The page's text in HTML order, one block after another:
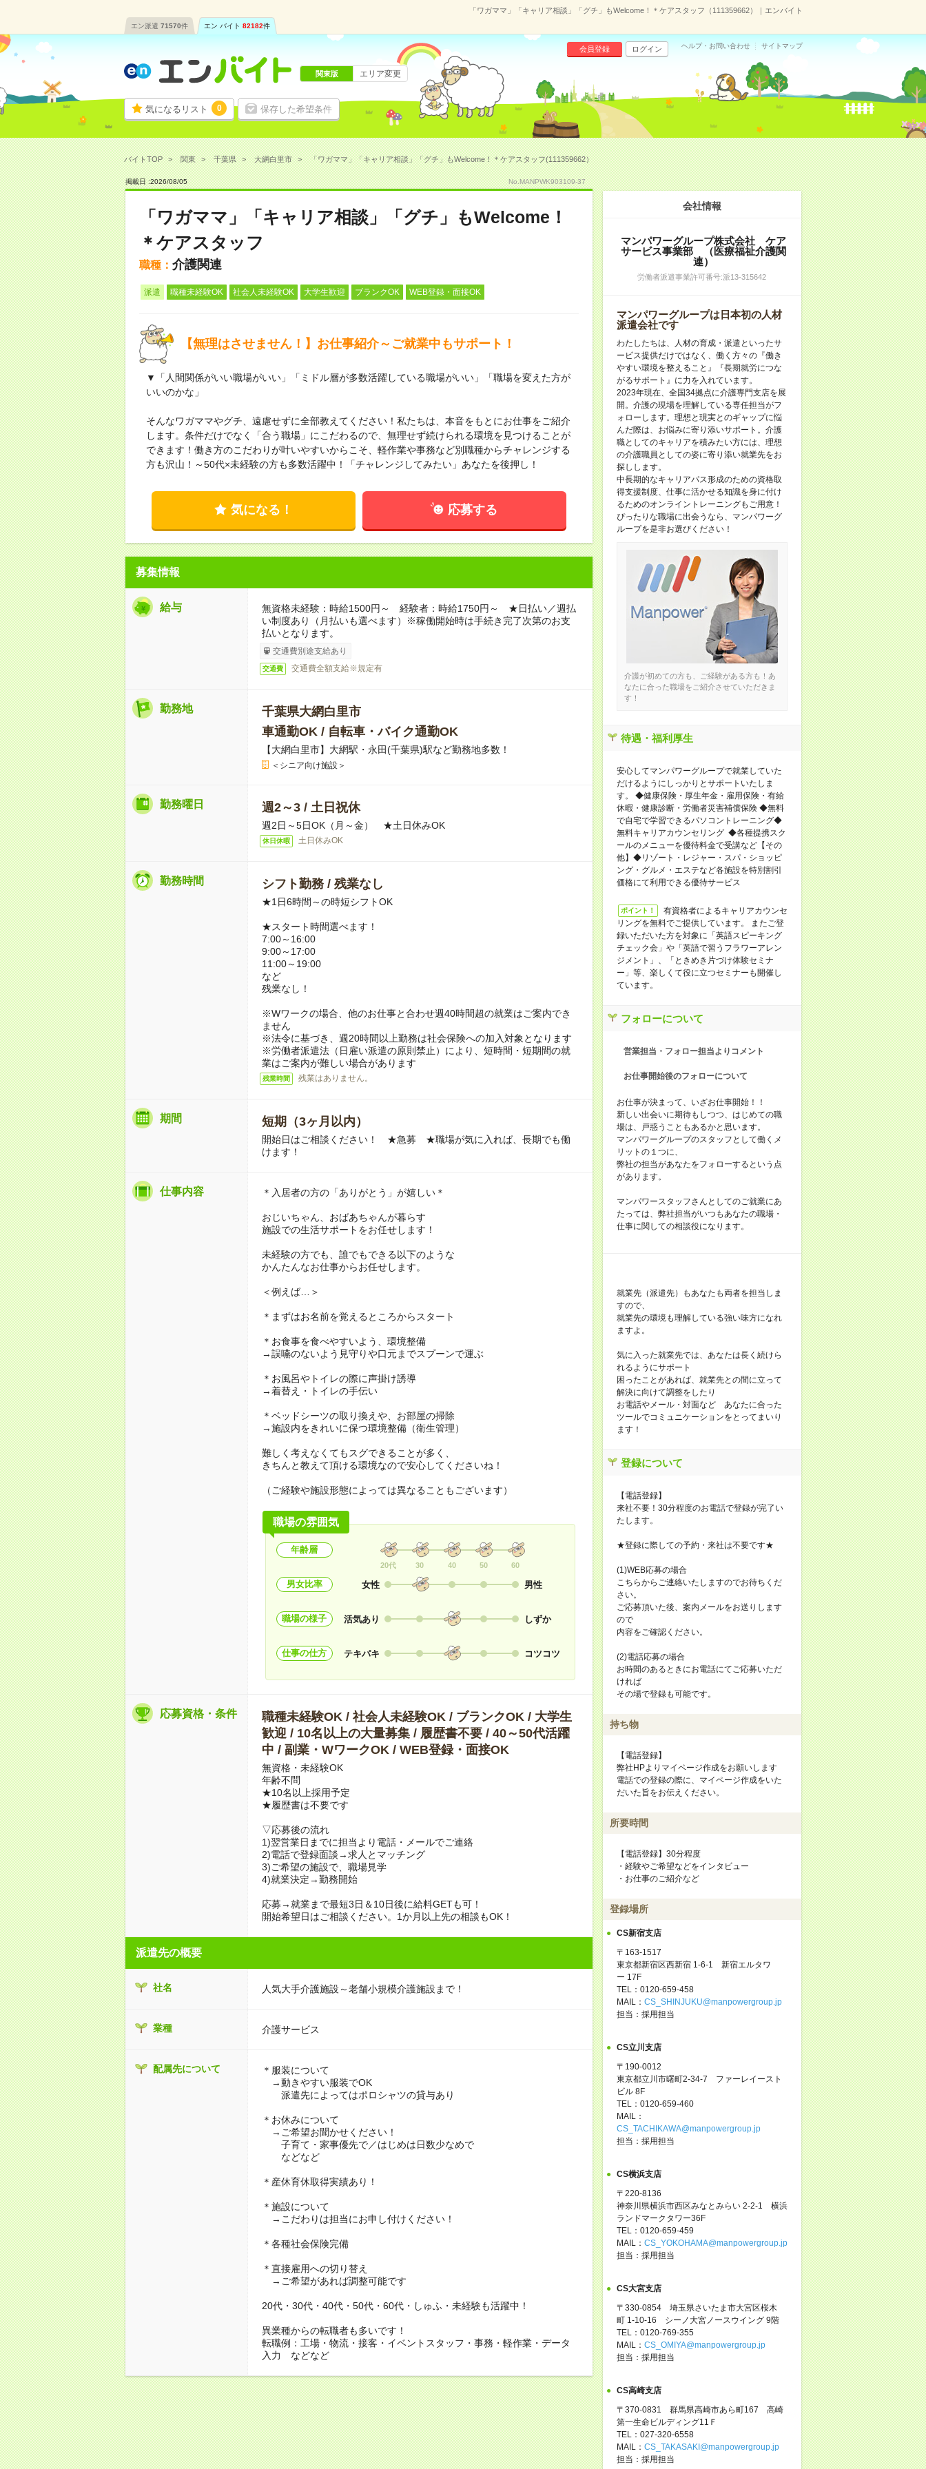
「ワガママ」「キャリア相談」「グチ」もWelcome！＊ケアスタッフ（111359662）｜エンバイト
エン派遣 71570件 エン バイト 82182件
気になるリスト 0 保存した希望条件
会員登録 ログイン ヘルプ・お問い合わせ サイトマップ
関東版 エリア変更
バイトTOP 関東 千葉県 大網白里市 「ワガママ」「キャリア相談」「グチ」もWelcome！＊ケアスタッフ(111359662）
掲載日 :2026/08/05 No.MANPWK903109-37
「ワガママ」「キャリア相談」「グチ」もWelcome！
＊ケアスタッフ
職種： 介護関連
派遣 職種未経験OK 社会人未経験OK 大学生歓迎 ブランクOK WEB登録・面接OK
【無理はさせません！】お仕事紹介～ご就業中もサポート！
▼「人間関係がいい職場がいい」「ミドル層が多数活躍している職場がいい」「職場を変えた方が
いいのかな」
そんなワガママやグチ、遠慮せずに全部教えてください！私たちは、本音をもとにお仕事をご紹介
します。条件だけでなく「合う職場」にこだわるので、無理せず続けられる環境を見つけることが
できます！働き方のこだわりが叶いやすいからこそ、軽作業や事務など別職種からチャレンジする
方も沢山！～50代×未経験の方も多数活躍中！「チャレンジしてみたい」あなたを後押し！
気になる！ 応募する
募集情報
給与
無資格未経験：時給1500円～ 経験者：時給1750円～ ★日払い／週払
い制度あり（月払いも選べます）※稼働開始時は手続き完了次第のお支
払いとなります。
交通費別途支給あり
交通費 交通費全額支給※規定有
勤務地
千葉県大網白里市
車通勤OK / 自転車・バイク通勤OK
【大網白里市】大網駅・永田(千葉県)駅など勤務地多数！
＜シニア向け施設＞
勤務曜日 週2～3 / 土日祝休
週2日～5日OK（月～金） ★土日休みOK
休日休暇 土日休みOK
勤務時間 シフト勤務 / 残業なし
★1日6時間～の時短シフトOK
★スタート時間選べます！
7:00～16:00
9:00～17:00
11:00～19:00
など
残業なし！
※Wワークの場合、他のお仕事と合わせ週40時間超の就業はご案内でき
ません
※法令に基づき、週20時間以上勤務は社会保険への加入対象となります
※労働者派遣法（日雇い派遣の原則禁止）により、短時間・短期間の就
業はご案内が難しい場合があります
残業時間 残業はありません。
期間 短期（3ヶ月以内）
開始日はご相談ください！ ★急募 ★職場が気に入れば、長期でも働
けます！
仕事内容 ＊入居者の方の「ありがとう」が嬉しい＊
おじいちゃん、おばあちゃんが暮らす
施設での生活サポートをお任せします！
未経験の方でも、誰でもできる以下のような
かんたんなお仕事からお任せします。
＜例えば…＞
＊まずはお名前を覚えるところからスタート
＊お食事を食べやすいよう、環境整備
→誤嚥のないよう見守りや口元までスプーンで運ぶ
＊お風呂やトイレの際に声掛け誘導
→着替え・トイレの手伝い
＊ベッドシーツの取り換えや、お部屋の掃除
→施設内をきれいに保つ環境整備（衛生管理）
難しく考えなくてもスグできることが多く、
きちんと教えて頂ける環境なので安心してくださいね！
（ご経験や施設形態によっては異なることもございます）
職場の雰囲気
年齢層
20代 30 40 50 60
男女比率 女性 男性
職場の様子 活気あり しずか
仕事の仕方 テキパキ コツコツ
応募資格・条件
職種未経験OK / 社会人未経験OK / ブランクOK / 大学生
歓迎 / 10名以上の大量募集 / 履歴書不要 / 40～50代活躍
中 / 副業・WワークOK / WEB登録・面接OK
無資格・未経験OK
年齢不問
★10名以上採用予定
★履歴書は不要です
▽応募後の流れ
1)翌営業日までに担当より電話・メールでご連絡
2)電話で登録面談→求人とマッチング
3)ご希望の施設で、職場見学
4)就業決定→勤務開始
応募→就業まで最短3日＆10日後に給料GETも可！
開始希望日はご相談ください。1か月以上先の相談もOK！
派遣先の概要
社名 人気大手介護施設～老舗小規模介護施設まで！
業種 介護サービス
配属先について
＊服装について
→動きやすい服装でOK
派遣先によってはポロシャツの貸与あり
＊お休みについて
→ご希望お聞かせください！
子育て・家事優先で／はじめは日数少なめで
などなど
＊産休育休取得実績あり！
＊施設について
→こだわりは担当にお申し付けください！
＊各種社会保険完備
＊直接雇用への切り替え
→ご希望があれば調整可能です
20代・30代・40代・50代・60代・しゅふ・未経験も活躍中！
異業種からの転職者も多いです！
転職例：工場・物流・接客・イベントスタッフ・事務・軽作業・データ
入力 などなど
会社情報
マンパワーグループ株式会社 ケア
サービス事業部 （医療福祉介護関
連）
労働者派遣事業許可番号:派13-315642
マンパワーグループは日本初の人材
派遣会社です
わたしたちは、人材の育成・派遣といったサ
ービス提供だけではなく、働く方々の『働き
やすい環境を整えること』『長期就労につな
がるサポート』に力を入れています。
2023年現在、全国34拠点に介護専門支店を展
開。介護の現場を理解している専任担当がフ
ォローします。理想と現実とのギャップに悩
んだ際は、お悩みに寄り添いサポート。介護
職としてのキャリアを積みたい方には、理想
の介護職員としての姿に寄り添い就業先をお
探しします。
中長期的なキャリアパス形成のための資格取
得支援制度、仕事に活かせる知識を身に付け
るためのオンライントレーニングもご用意！
ぴったりな職場に出会うなら、マンパワーグ
ループを是非お選びください！
介護が初めての方も、ご経験がある方も！あ
なたに合った職場をご紹介させていただきま
す！
待遇・福利厚生
安心してマンパワーグループで就業していた
だけるようにしっかりとサポートいたしま
す。 ◆健康保険・厚生年金・雇用保険・有給
休暇・健康診断・労働者災害補償保険 ◆無料
で自宅で学習できるパソコントレーニング◆
無料キャリアカウンセリング ◆各種提携スク
ールのメニューを優待料金で受講など【その
他】◆リゾート・レジャー・スパ・ショッピ
ング・グルメ・エステなど各施設を特別割引
価格にて利用できる優待サービス
ポイント！
有資格者によるキャリアカウンセ
リングを無料でご提供しています。 またご登
録いただいた方を対象に「英語スピーキング
チェック会」や「英語で習うフラワーアレン
ジメント」、「ときめき片づけ体験セミナ
ー」等、楽しくて役に立つセミナーも開催し
ています。
フォローについて
営業担当・フォロー担当よりコメント
お仕事開始後のフォローについて
お仕事が決まって、いざお仕事開始！！
新しい出会いに期待もしつつ、はじめての職
場は、戸惑うこともあるかと思います。
マンパワーグループのスタッフとして働くメ
リットの１つに、
弊社の担当があなたをフォローするという点
があります。
マンパワースタッフさんとしてのご就業にあ
たっては、弊社担当がいつもあなたの職場・
仕事に関しての相談役になります。
就業先（派遣先）もあなたも両者を担当しま
すので、
就業先の環境も理解している強い味方になれ
ますよ。
気に入った就業先では、あなたは長く続けら
れるようにサポート
困ったことがあれば、就業先との間に立って
解決に向けて調整をしたり
お電話やメール・対面など あなたに合った
ツールでコミュニケーションをとってまいり
ます！
登録について
【電話登録】
来社不要！30分程度のお電話で登録が完了い
たします。
★登録に際しての予約・来社は不要です★
(1)WEB応募の場合
こちらからご連絡いたしますのでお待ちくだ
さい。
ご応募頂いた後、案内メールをお送りします
ので
内容をご確認ください。
(2)電話応募の場合
お時間のあるときにお電話にてご応募いただ
ければ
その場で登録も可能です。
持ち物
【電話登録】
弊社HPよりマイページ作成をお願いします
電話での登録の際に、マイページ作成をいた
だいた旨をお伝えください。
所要時間
【電話登録】30分程度
・経験やご希望などをインタビュー
・お仕事のご紹介など
登録場所
CS新宿支店
〒163-1517
東京都新宿区西新宿 1-6-1 新宿エルタワ
ー 17F
TEL：0120-659-458
MAIL： CS_SHINJUKU@manpowergroup.jp
担当：採用担当
CS立川支店
〒190-0012
東京都立川市曙町2-34-7 ファーレイースト
ビル 8F
TEL：0120-659-460
MAIL：
CS_TACHIKAWA@manpowergroup.jp
担当：採用担当
CS横浜支店
〒220-8136
神奈川県横浜市西区みなとみらい 2-2-1 横浜
ランドマークタワー36F
TEL：0120-659-459
MAIL： CS_YOKOHAMA@manpowergroup.jp
担当：採用担当
CS大宮支店
〒330-0854 埼玉県さいたま市大宮区桜木
町 1-10-16 シーノ大宮ノースウイング 9階
TEL：0120-769-355
MAIL： CS_OMIYA@manpowergroup.jp
担当：採用担当
CS高崎支店
〒370-0831 群馬県高崎市あら町167 高崎
第一生命ビルディング11Ｆ
TEL：027-320-6558
MAIL： CS_TAKASAKI@manpowergroup.jp
担当：採用担当